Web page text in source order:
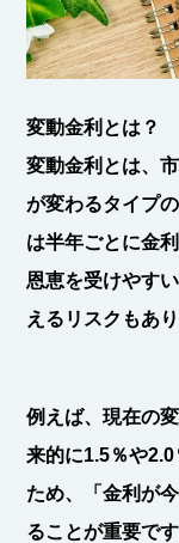
変動金利とは？
変動金利とは、
が変わるタイプ
は半年ごとに金
恩恵を受けやす
えるリスクもあり
例えば、現在の
来的に1.5％や
ため、
「金利が
ることが重要です